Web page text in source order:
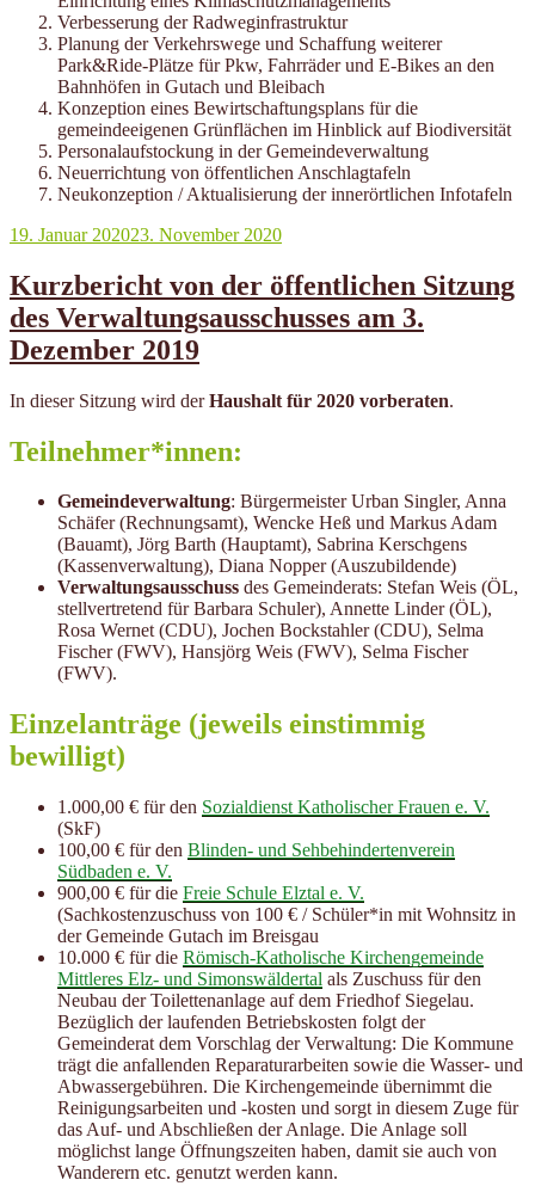
Verbesserung der Radweginfrastruktur
Planung der Verkehrswege und Schaffung weiterer
Park&Ride-Plätze für Pkw, Fahrräder und E-Bikes an den
Bahnhöfen in Gutach und Bleibach
Konzeption eines Bewirtschaftungsplans für die
gemeindeeigenen Grünflächen im Hinblick auf Biodiversität
Personalaufstockung in der Gemeindeverwaltung
Neuerrichtung von öffentlichen Anschlagtafeln
Neukonzeption / Aktualisierung der innerörtlichen Infotafeln
Veröffentlicht
19. Januar 202023. November 2020
Kurzbericht von der öffentlichen Sitzung
des Verwaltungsausschusses am 3.
Dezember 2019
In dieser Sitzung wird derHaushalt für 2020 vorberaten.
Teilnehmer*innen:
Gemeindeverwaltung: Bürgermeister Urban Singler, Anna
Schäfer (Rechnungsamt), Wencke Heß und Markus Adam
(Bauamt), Jörg Barth (Hauptamt), Sabrina Kerschgens
(Kassenverwaltung), Diana Nopper (Auszubildende)
Verwaltungsausschuss des Gemeinderats: Stefan Weis (ÖL,
stellvertretend für Barbara Schuler), Annette Linder (ÖL),
Rosa Wernet (CDU), Jochen Bockstahler (CDU), Selma
Fischer (FWV), Hansjörg Weis (FWV), Selma Fischer
(FWV).
Einzelanträge (jeweils einstimmig
bewilligt)
1.000,00 € für den Sozialdienst Katholischer Frauen e. V.
(SkF)
100,00 € für den Blinden- und Sehbehindertenverein
Südbaden e. V.
900,00 € für die Freie Schule Elztal e. V.
(Sachkostenzuschuss von 100 € / Schüler*in mit Wohnsitz in
der Gemeinde Gutach im Breisgau
10.000 € für die Römisch-Katholische Kirchengemeinde
Mittleres Elz- und Simonswäldertal als Zuschuss für den
Neubau der Toilettenanlage auf dem Friedhof Siegelau.
Bezüglich der laufenden Betriebskosten folgt der
Gemeinderat dem Vorschlag der Verwaltung: Die Kommune
trägt die anfallenden Reparaturarbeiten sowie die Wasser- und
Abwassergebühren. Die Kirchengemeinde übernimmt die
Reinigungsarbeiten und -kosten und sorgt in diesem Zuge für
das Auf- und Abschließen der Anlage. Die Anlage soll
möglichst lange Öffnungszeiten haben, damit sie auch von
Wanderern etc. genutzt werden kann.